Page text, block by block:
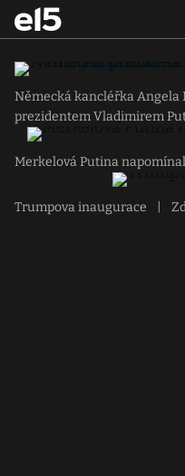
Německá kancléřka Angela
prezidentem Vladimirem
Merkelová Putina
Trumpova inaugurace